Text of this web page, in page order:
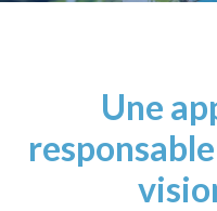
Une